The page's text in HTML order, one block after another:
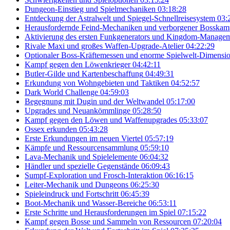
Dungeon-Einstieg und Spielmechaniken 03:18:28
Entdeckung der Astralwelt und Spiegel-Schnellreisesystem
Herausfordernde Feind-Mechaniken und verborgener
Aktivierung des ersten Funkgenerators und Kingdom-
Rivale Maxi und großes Waffen-Upgrade-Atelier 04:22:29
Optionaler Boss-Kräftemessen und enorme Spielwelt-
Kampf gegen den Löwenkrieger 04:42:11
Butler-Gilde und Kartenbeschaffung 04:49:31
Erkundung von Wohngebieten und Taktiken 04:52:57
Dark World Challenge 04:59:03
Begegnung mit Dugin und der Weltwandel 05:17:00
Upgrades und Neuankömmlinge 05:28:50
Kampf gegen den Löwen und Waffenupgrades 05:33:07
Ossex erkunden 05:43:28
Erste Erkundungen im neuen Viertel 05:57:19
Kämpfe und Ressourcensammlung 05:59:10
Lava-Mechanik und Spielelemente 06:04:32
Händler und spezielle Gegenstände 06:09:43
Sumpf-Exploration und Frosch-Interaktion 06:16:15
Leiter-Mechanik und Dungeons 06:25:30
Spieleindruck und Fortschritt 06:45:39
Boot-Mechanik und Wasser-Bereiche 06:53:11
Erste Schritte und Herausforderungen im Spiel 07:15:22
Kampf gegen Bosse und Sammeln von Ressourcen 07:20:04